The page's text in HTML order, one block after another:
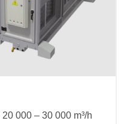
20 000 – 30 000 m³/h